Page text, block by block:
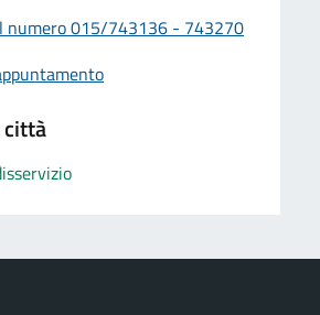
numero 015/743136 - 743270
città